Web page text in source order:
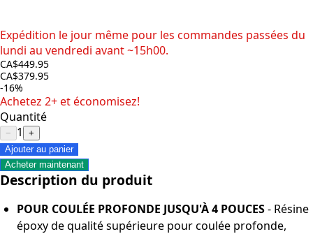
Expédition le jour même pour les commandes passées du
lundi au vendredi avant ~15h00.
CA$449.95
CA$379.95
-16%
Achetez 2+ et économisez!
Quantité
− 1
+
Ajouter au panier
Acheter maintenant
Description du produit
POUR COULÉE PROFONDE JUSQU'À 4 POUCES- Résine
époxy de qualité supérieure pour coulée profonde,